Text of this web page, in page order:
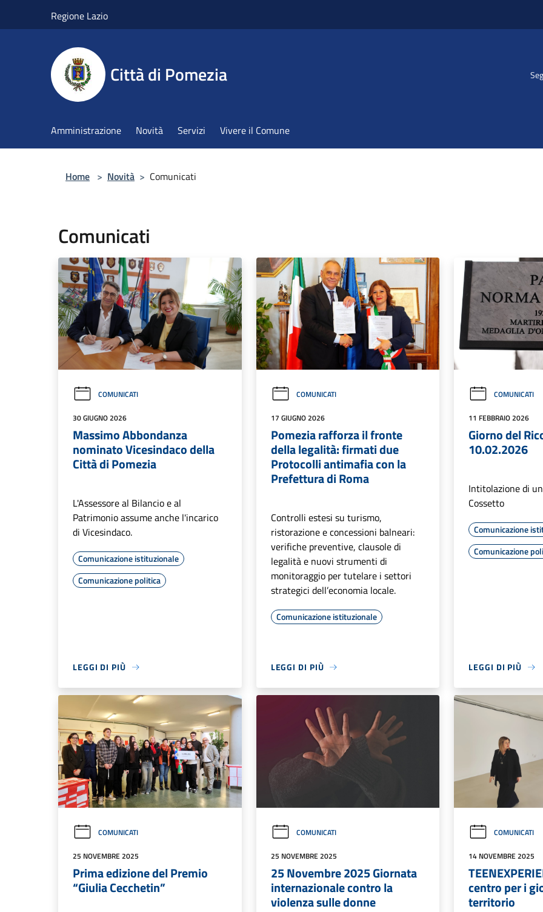
Regione Lazio
Città di Pomezia
Amministrazione Novità Servizi Vivere il Comune
Home > Novità > Comunicati
Comunicati
COMUNICATI
30 GIUGNO 2026
Massimo Abbondanza
nominato Vicesindaco della
Città di Pomezia
L'Assessore al Bilancio e al
Patrimonio assume anche l'incarico
di Vicesindaco.
Comunicazione istituzionale
Comunicazione politica
LEGGI DI PIÙ
COMUNICATI
17 GIUGNO 2026
Pomezia rafforza il fronte
della legalità: firmati due
Protocolli antimafia con la
Prefettura di Roma
Controlli estesi su turismo,
ristorazione e concessioni balneari:
verifiche preventive, clausole di
legalità e nuovi strumenti di
monitoraggio per tutelare i settori
strategici dell’economia locale.
Comunicazione istituzionale
LEGGI DI PIÙ
COMUNICATI
11 FEBBRAIO 2026
Giorno del
10.02.2026
Intitolazione di
Cossetto
Comunicazione
Comunicazione
LEGGI DI PIÙ
COMUNICATI
25 NOVEMBRE 2025
Prima edizione del Premio
“Giulia Cecchetin”
COMUNICATI
25 NOVEMBRE 2025
25 Novembre 2025 Giornata
internazionale contro la
violenza sulle donne
COMUNICATI
14 NOVEMBRE 2025
centro per i
territorio